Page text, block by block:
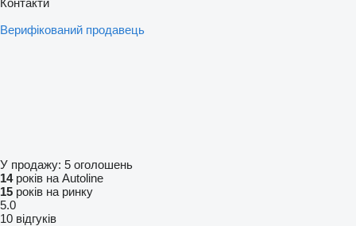
Контакти
Верифікований продавець
У продажу: 5 оголошень
14років на Autoline
15 років на ринку
5.0
10 відгуків